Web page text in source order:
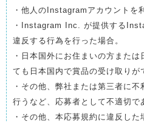
・他人のInstagramアカウントを
・Instagram Inc. が提供する
違反する行為を行った場合。
・日本国外にお住まいの方また
ても日本国内で賞品の受け取りが
・その他、弊社または第三者に
行うなど、応募者として不適切で
・その他、本応募規約に違反した